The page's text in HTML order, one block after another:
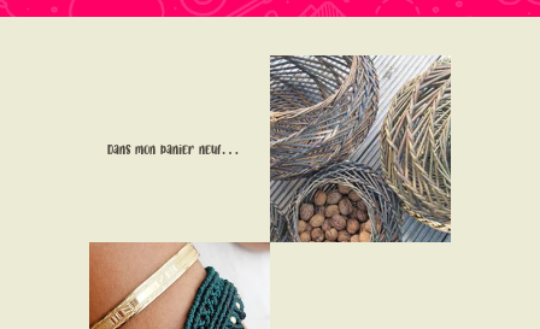
ÉVÈNEMENTS
INFOS ÉVÈNEMENTS
NEWSLETTERS
NOUS SOUTENONS
Dans mon panier neuf…